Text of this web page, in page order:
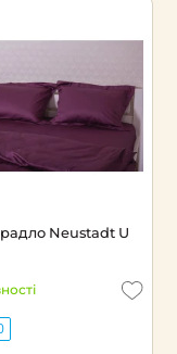
Neustadt U